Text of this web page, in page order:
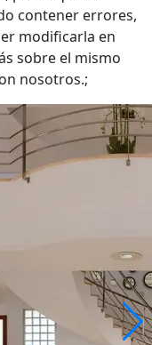
contener errores,
modificarla en
sobre el mismo
nosotros.;